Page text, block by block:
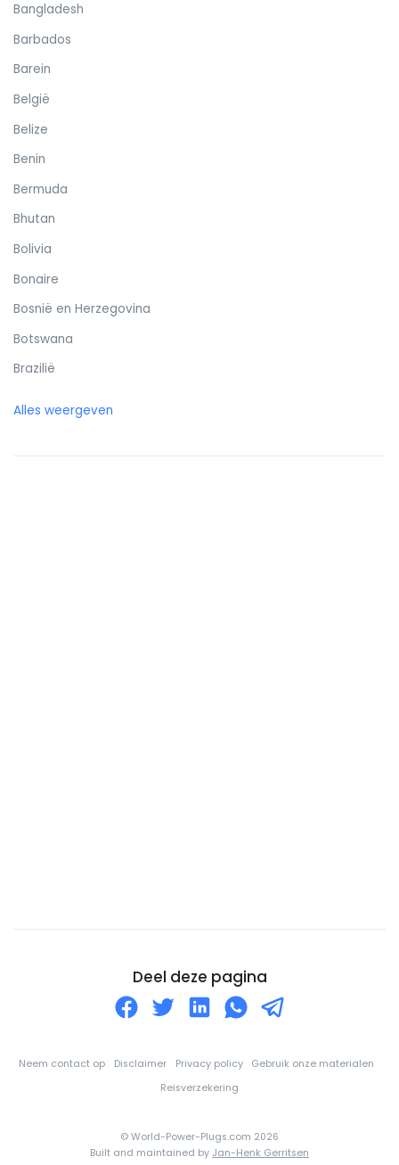
Bangladesh
Barbados
Barein
België
Belize
Benin
Bermuda
Bhutan
Bolivia
Bonaire
Bosnië en Herzegovina
Botswana
Brazilië
Bulgarije
Djibouti
Alles weergeven
Deel deze pagina
Neem contact op Disclaimer Privacy policy
Gebruik onze materialen
Reisverzekering
© World-Power-Plugs.com 2026
Built and maintained by Jan-Henk Gerritsen